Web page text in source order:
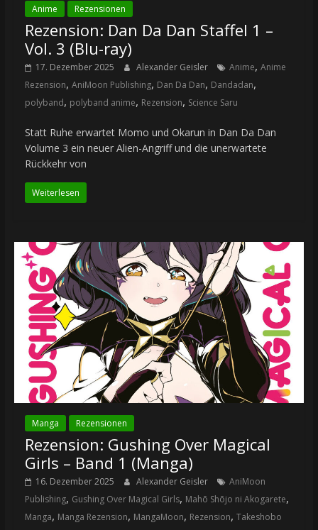
Anime Rezensionen
Rezension: Dan Da Dan Staffel 1 –
Vol. 3 (Blu-ray)
17. Dezember 2025 Alexander Geisler Anime, Anime
Rezension, AniMoon Publishing, Dan Da Dan, Dandadan,
polyband, polyband anime, Rezension, Science Saru
Statt Ruhe erwartet Momo und Okarun in Dan Da Dan
Volume 3 ein neuer Alien-Angriff und die unerwartete
Rückkehr von
Weiterlesen
Manga Rezensionen
Rezension: Gushing Over Magical
Girls – Band 1 (Manga)
16. Dezember 2025 Alexander Geisler
AniMoon
Publishing, Gushing Over Magical Girls, Mahō Shōjo ni Akogarete,
Manga, Manga Rezension, MangaMoon, Rezension, Takeshobo